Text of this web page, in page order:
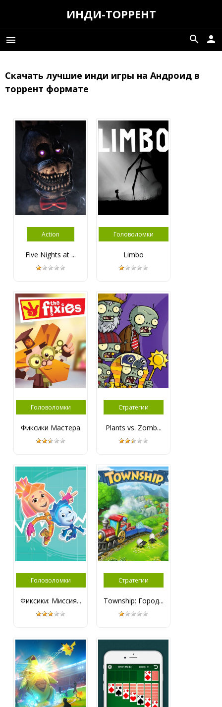
ИНДИ-ТОРРЕНТ
menu person
search
Скачать лучшие инди игры на Андроид в
торрент формате
Action
Five Nights at ...
Головоломки
Limbo
Головоломки
Фиксики Мастера
Стратегии
Plants vs. Zomb...
Головоломки
Фиксики: Миссия...
Стратегии
Township: Город...